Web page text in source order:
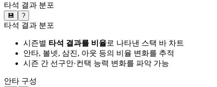
타석 결과 분포
💾 ?
타석 결과 분포
시즌별 타석 결과를 비율로 나타낸 스택 바 차트
안타, 볼넷, 삼진, 아웃 등의 비율 변화를 추적
시즌 간 선구안·컨택 능력 변화를 파악 가능
안타 구성